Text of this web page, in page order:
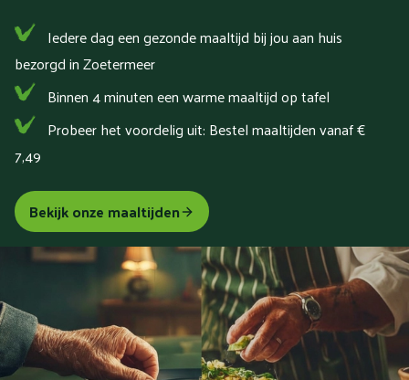
Iedere dag een gezonde maaltijd bij jou aan huis
bezorgd in Zoetermeer
Binnen 4 minuten een warme maaltijd op tafel
Probeer het voordelig uit: Bestel maaltijden vanaf €
7,49
Bekijk onze maaltijden